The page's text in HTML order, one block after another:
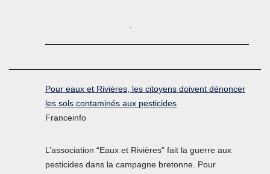
Pour eaux et Rivières, les citoyens doivent dénoncer
les sols contaminés aux pesticides
Franceinfo
L’association “Eaux et Rivières” fait la guerre aux
pesticides dans la campagne bretonne. Pour